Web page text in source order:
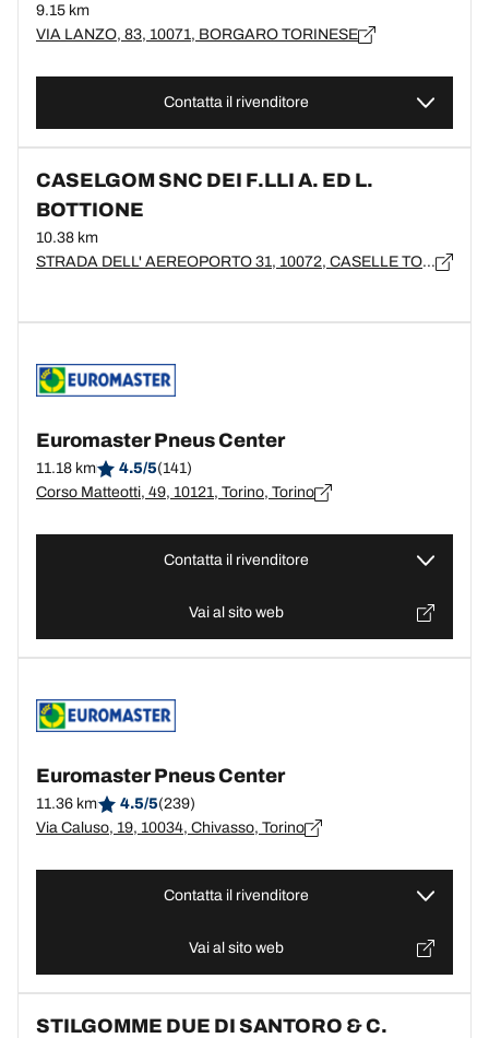
9.15 km
VIA LANZO, 83, 10071, BORGARO TORINESE
Contatta il rivenditore
CASELGOM SNC DEI F.LLI A. ED L.
BOTTIONE
10.38 km
STRADA DELL' AEREOPORTO 31, 10072, CASELLE TORINESE
Euromaster Pneus Center
11.18 km 4.5/5(141)
Corso Matteotti, 49, 10121, Torino, Torino
Contatta il rivenditore
Vai al sito web
Euromaster Pneus Center
11.36 km 4.5/5(239)
Via Caluso, 19, 10034, Chivasso, Torino
Contatta il rivenditore
Vai al sito web
STILGOMME DUE DI SANTORO & C.